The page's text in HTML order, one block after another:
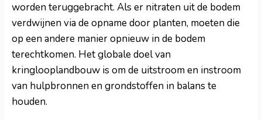
worden teruggebracht. Als er nitraten uit de bodem
verdwijnen via de opname door planten, moeten die
op een andere manier opnieuw in de bodem
terechtkomen. Het globale doel van
kringlooplandbouw is om de uitstroom en instroom
van hulpbronnen en grondstoffen in balans te
houden.